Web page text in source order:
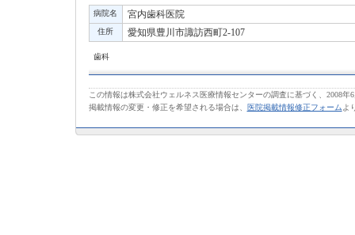
病院名 宮内歯科医院
住所 愛知県豊川市諏訪西町2-107
歯科
この情報は株式会社ウェルネス医療情報センターの調査に基づく、2008年
掲載情報の変更・修正を希望される場合は、
医院掲載情報修正フォーム よ